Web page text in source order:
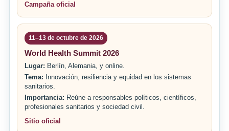
Campaña oficial
11–13 de octubre de 2026
World Health Summit 2026
Lugar: Berlín, Alemania, y online.
Tema: Innovación, resiliencia y equidad en los sistemas
sanitarios.
Importancia: Reúne a responsables políticos, científicos,
profesionales sanitarios y sociedad civil.
Sitio oficial